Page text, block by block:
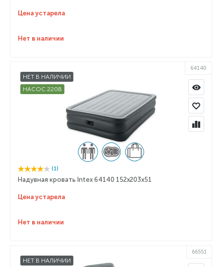
Цена устарела
Нет в наличии
НЕТ В НАЛИЧИИ
НАСОС 220В
64140
(1)
Надувная кровать Intex 64140 152x203x51
Цена устарела
Нет в наличии
НЕТ В НАЛИЧИИ
66551